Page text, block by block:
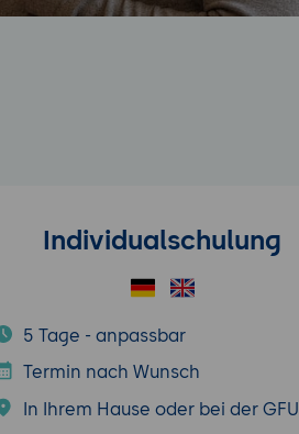
Individualschulung
5 Tage - anpassbar
Termin nach Wunsch
In Ihrem Hause oder bei der GFU